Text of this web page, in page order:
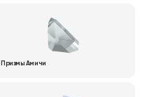
Призмы Амичи